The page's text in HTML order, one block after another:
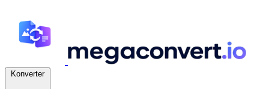
Konverter